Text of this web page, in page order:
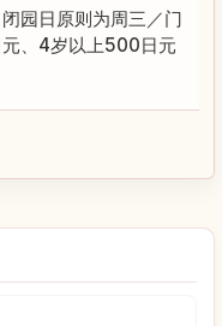
园日原则为周三／门
、4岁以上500日元